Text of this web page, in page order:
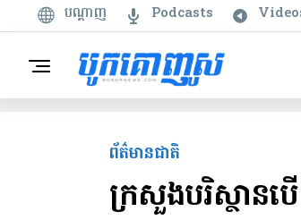
បណ្តាញ Podcasts
ព័ត៌មានជាតិ
ក្រសួងបរិស្ថានប